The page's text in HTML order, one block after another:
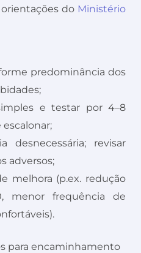
do Ministério
predominância dos
e testar por 4–8
desnecessária; revisar
adversos;
melhora (p.ex. redução
menor frequência de
para encaminhamento